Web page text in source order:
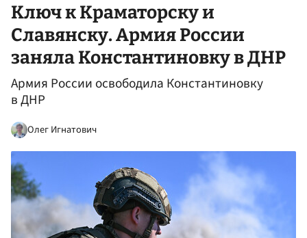
Ключ к Краматорску и
Славянску. Армия России
заняла Константиновку в ДНР
Армия России освободила Константиновку
в ДНР
Олег Игнатович